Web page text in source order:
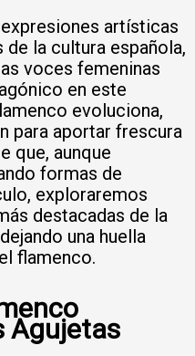
artísticas
la cultura española,
voces femeninas
en este
evoluciona,
para aportar frescura
que, aunque
formas de
exploraremos
destacadas de la
una huella
flamenco.
Agujetas